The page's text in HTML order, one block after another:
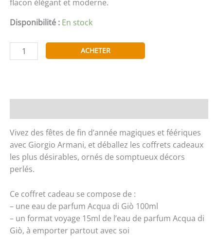
flacon élégant et moderne.
Disponibilité : En stock
quantité
de
DI
COFFRET
EAU
DE
PARFUM
Ref
103171101
ACHETER
Vivez des fêtes de fin d’année magiques et féériques
avec Giorgio Armani, et déballez les coffrets cadeaux
les plus désirables, ornés de somptueux décors
perlés.
Ce coffret cadeau se compose de :
– une eau de parfum Acqua di Giò 100ml
– un format voyage 15ml de l’eau de parfum Acqua di
Giò, à emporter partout avec soi